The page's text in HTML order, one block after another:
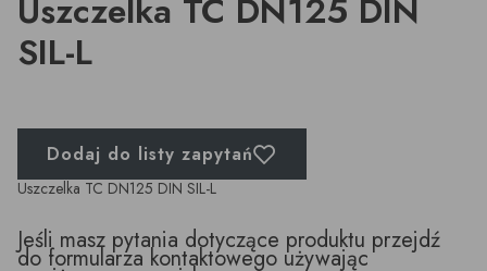
Uszczelka TC DN125 DIN
SIL-L
Dodaj do listy zapytań
Uszczelka TC DN125 DIN SIL-L
Jeśli masz pytania dotyczące produktu przejdź
do formularza kontaktowego używając